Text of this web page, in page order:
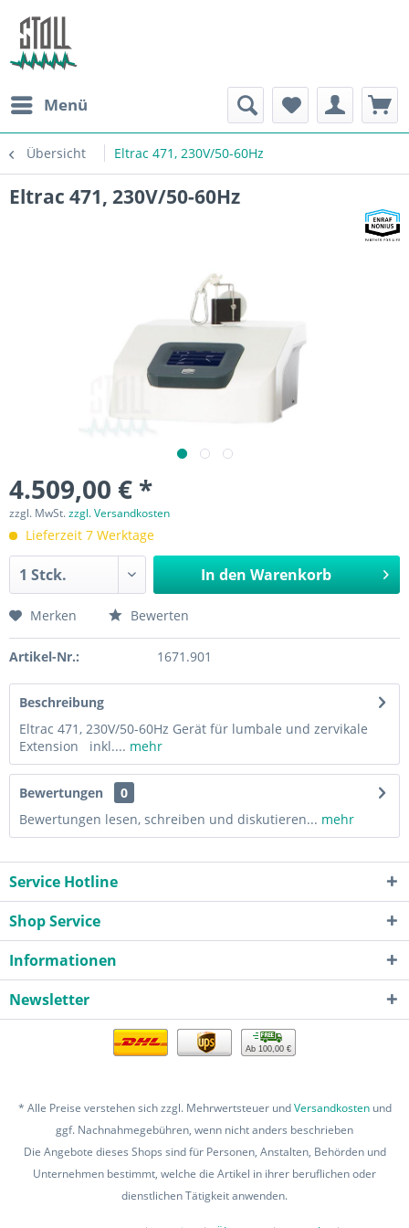
Menü
Übersicht Eltrac 471, 230V/50-60Hz
Eltrac 471, 230V/50-60Hz
4.509,00 € *
zzgl. MwSt.zzgl. Versandkosten
Lieferzeit 7 Werktage
In den Warenkorb
Merken Bewerten
Artikel-Nr.: 1671.901
Beschreibung
Eltrac 471, 230V/50-60Hz Gerät für lumbale und zervikale
Extension inkl.... mehr
Bewertungen
0
Bewertungen lesen, schreiben und diskutieren... mehr
Service Hotline
Shop Service
Informationen
Newsletter
Ab 100,00 €
* Alle Preise verstehen sich zzgl. Mehrwertsteuer undVersandkostenund
ggf. Nachnahmegebühren, wenn nicht anders beschrieben
Die Angebote dieses Shops sind für Personen, Anstalten, Behörden und
Unternehmen bestimmt, welche die Artikel in ihrer beruflichen oder
dienstlichen Tätigkeit anwenden.